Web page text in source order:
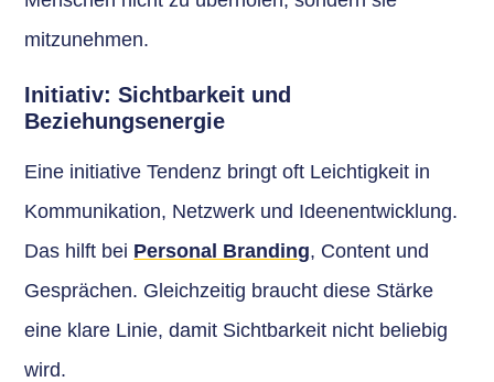
mitzunehmen.
Initiativ: Sichtbarkeit und
Beziehungsenergie
Eine initiative Tendenz bringt oft Leichtigkeit in
Kommunikation, Netzwerk und Ideenentwicklung.
Das hilft bei Personal Branding, Content und
Gesprächen. Gleichzeitig braucht diese Stärke
eine klare Linie, damit Sichtbarkeit nicht beliebig
wird.